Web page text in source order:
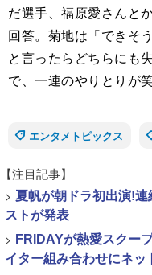
だ選手、福原愛さんと
回答。菊地は「できそ
と言ったらどちらにも
で、一連のやりとりが
エンタメトピックス
【注目記事】
> 夏帆が朝ドラ初出演!
ストが発表
> FRIDAYが熱愛スクー
イター組み合わせにネッ